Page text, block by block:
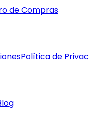
de Compras
Política de